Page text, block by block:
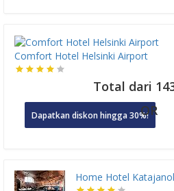
Comfort Hotel Helsinki Airport
Total dari
Dapatkan diskon hingga 30%!OR
Home Hotel